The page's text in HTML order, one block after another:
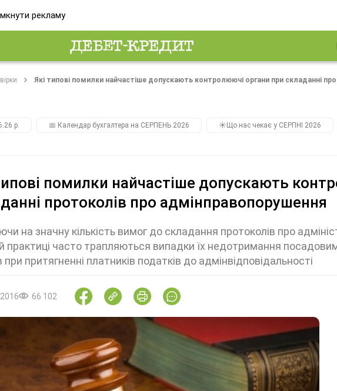
рекламу
Які типові помилки найчастіше допускають контролюючі органи при складанні
р. 📅 Календар бухгалтера на СЕРПЕНЬ 2026 ☀️Що нас чекає у СЕРПНІ 2026
помилки найчастіше допускають
протоколів про адмінправопорушення
на значну кількість вимог до складання протоколів про
практиці часто трапляються випадки їх недотримання
при притягненні платників податків до адмінвідповідальності
66 102